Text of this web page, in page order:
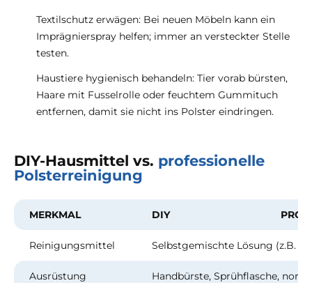
Textilschutz erwägen: Bei neuen Möbeln kann ein
Imprägnierspray helfen; immer an versteckter Stelle
testen.
Haustiere hygienisch behandeln: Tier vorab bürsten,
Haare mit Fusselrolle oder feuchtem Gummituch
entfernen, damit sie nicht ins Polster eindringen.
DIY-Hausmittel vs. professionelle
Polsterreinigung
MERKMAL DIY
Reinigungsmittel Selbstgemischte Lösung (z.B.
Ausrüstung Handbürste, Sprühflasche,